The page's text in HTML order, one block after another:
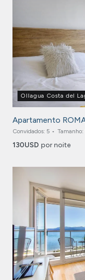
Ollagua Costa del
Apartamento
Convidados: 5 Tamanho:
130USD por noite